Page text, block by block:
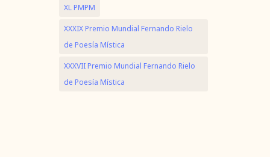
XL PMPM
XXXIX Premio Mundial Fernando Rielo
de Poesía Mística
XXXVII Premio Mundial Fernando Rielo
de Poesía Mística